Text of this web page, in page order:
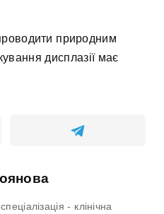
природним
дисплазії має
- клінічна